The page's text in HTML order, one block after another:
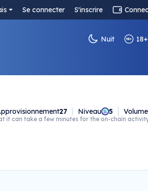
Se connecter S'inscrire
Nuit 18+
27 Niveau 5 Volume
it can take a few minutes for the on-chain